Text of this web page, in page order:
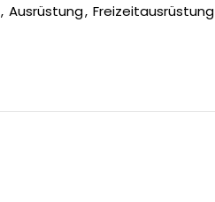
, Ausrüstung, Freizeitausrüstung